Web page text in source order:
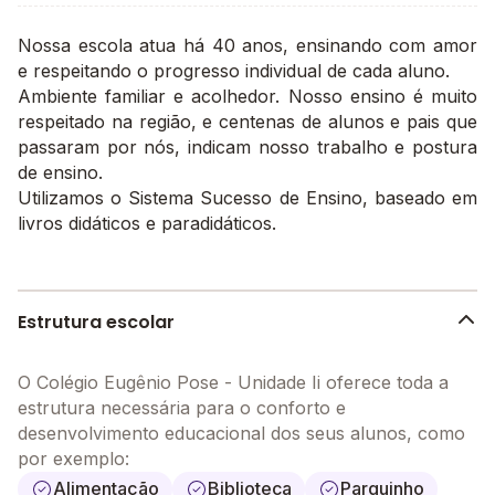
Nossa escola atua há 40 anos, ensinando com amor
e respeitando o progresso individual de cada aluno.
Ambiente familiar e acolhedor. Nosso ensino é muito
respeitado na região, e centenas de alunos e pais que
passaram por nós, indicam nosso trabalho e postura
de ensino.
Utilizamos o Sistema Sucesso de Ensino, baseado em
livros didáticos e paradidáticos.
Estrutura escolar
O Colégio Eugênio Pose - Unidade Ii oferece toda a
estrutura necessária para o conforto e
desenvolvimento educacional dos seus alunos, como
por exemplo:
Alimentação
Biblioteca
Parquinho